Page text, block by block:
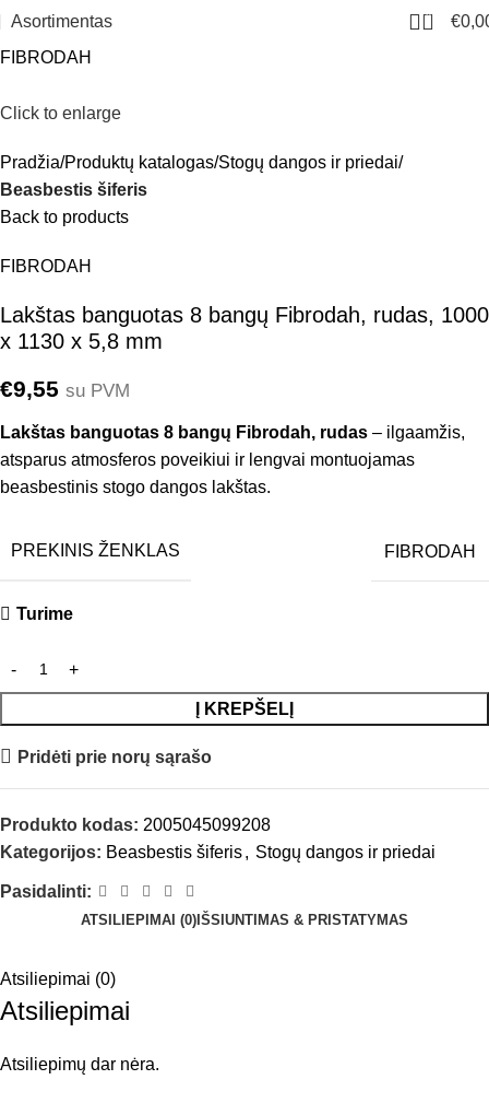
Asortimentas 0 €
FIBRODAH
Click to enlarge
Pradžia Produktų katalogas Stogų dangos ir priedai
Beasbestis šiferis
Back to products
FIBRODAH
Lakštas banguotas 8 bangų Fibrodah, rudas, 1000
x 1130 x 5,8 mm
€9,55 su PVM
Lakštas banguotas 8 bangų Fibrodah, rudas – ilgaamžis,
atsparus atmosferos poveikiui ir lengvai montuojamas
beasbestinis stogo dangos lakštas.
PREKINIS ŽENKLAS FIBRODAH
Turime
Į KREPŠELĮ
Pridėti prie norų sąrašo
Produkto kodas: 2005045099208
Kategorijos: Beasbestis šiferis, Stogų dangos ir priedai
Pasidalinti:
ATSILIEPIMAI (0) IŠSIUNTIMAS & PRISTATYMAS
Atsiliepimai (0)
Atsiliepimai
Atsiliepimų dar nėra.